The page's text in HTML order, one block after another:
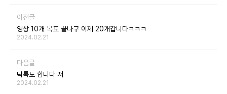
이전글
영상 10개 목표 끝나구 이제 20개갑니다ㅋㅋㅋ
2024.02.21
다음글
틱톡도 합니다 저
2024.02.21